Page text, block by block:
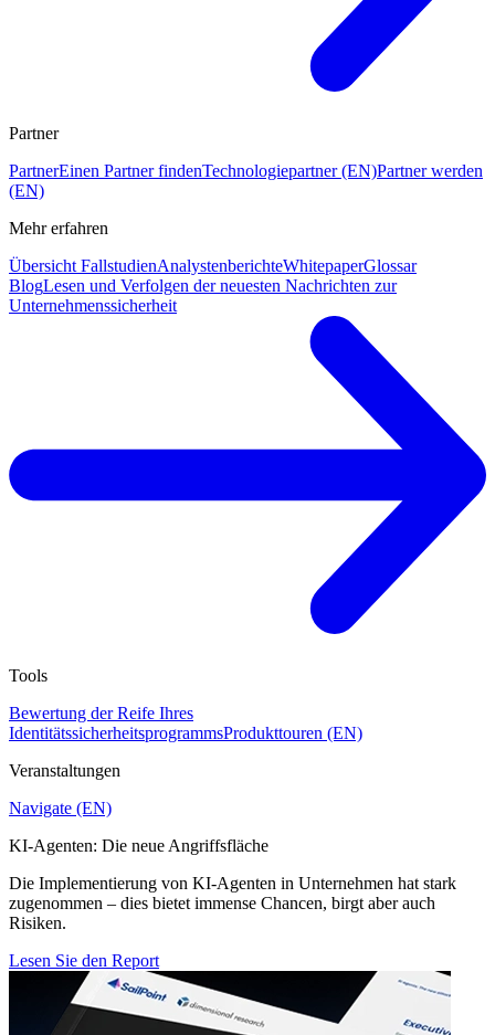
Partner
PartnerEinen Partner findenTechnologiepartner (EN)Partner werden
(EN)
Mehr erfahren
Übersicht FallstudienAnalystenberichteWhitepaperGlossar
BlogLesen und Verfolgen der neuesten Nachrichten zur
Unternehmenssicherheit
Tools
Bewertung der Reife Ihres
IdentitätssicherheitsprogrammsProdukttouren (EN)
Veranstaltungen
Navigate (EN)
KI-Agenten: Die neue Angriffsfläche
Die Implementierung von KI-Agenten in Unternehmen hat stark
zugenommen – dies bietet immense Chancen, birgt aber auch
Risiken.
Lesen Sie den Report